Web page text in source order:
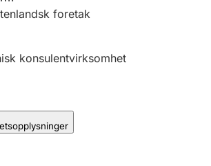
foretak
konsulentvirksomhet